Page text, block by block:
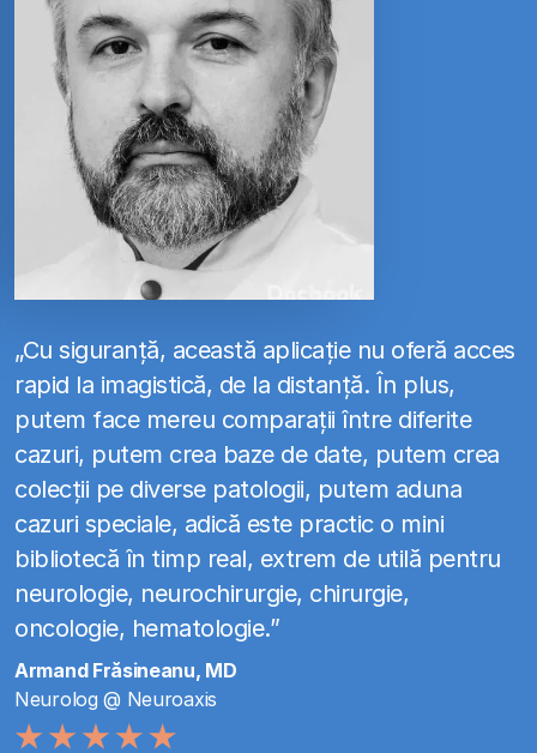
„Cu siguranță, această aplicație nu oferă acces
rapid la imagistică, de la distanță. În plus,
putem face mereu comparații între diferite
cazuri, putem crea baze de date, putem crea
colecții pe diverse patologii, putem aduna
cazuri speciale, adică este practic o mini
bibliotecă în timp real, extrem de utilă pentru
neurologie, neurochirurgie, chirurgie,
oncologie, hematologie.”
Armand Frăsineanu, MD
Neurolog @ Neuroaxis